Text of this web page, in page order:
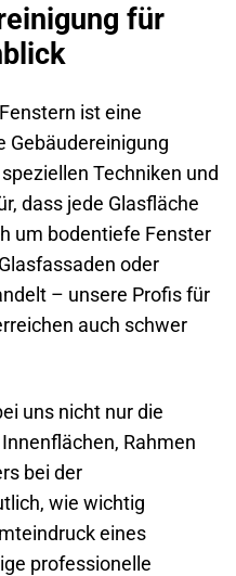
für
ist eine
Gebäudereinigung
Techniken und
dass jede Glasfläche
um bodentiefe Fenster
oder
– unsere Profis für
auch schwer
uns nicht nur die
Rahmen
bei der
wie wichtig
eines
professionelle